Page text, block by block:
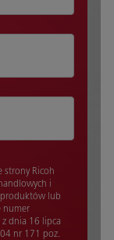
strony Ricoh
i
lub
numer
dnia 16 lipca
nr 171 poz.